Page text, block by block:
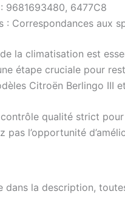
9681693480, 6477C8
: Correspondances aux
la climatisation est
étape cruciale pour
Citroën Berlingo III
qualité strict
pas l’opportunité
dans la description,